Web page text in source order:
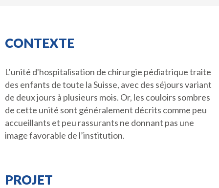
CONTEXTE
L’unité d'hospitalisation de chirurgie pédiatrique traite
des enfants de toute la Suisse, avec des séjours variant
de deux jours à plusieurs mois. Or, les couloirs sombres
de cette unité sont généralement décrits comme peu
accueillants et peu rassurants ne donnant pas une
image favorable de l’institution.
PROJET